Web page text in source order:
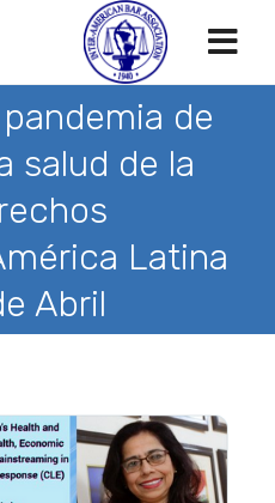
de
salud de la
Latina
Abril